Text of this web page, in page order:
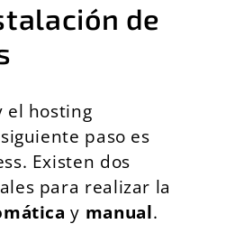
de
el hosting
paso es
Existen dos
para realizar la
y manual.